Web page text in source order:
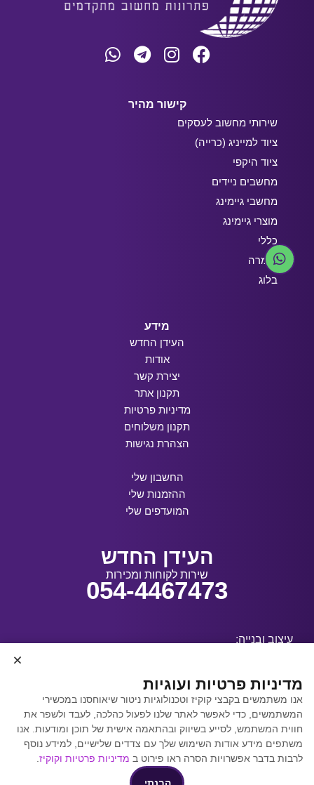
קישור מהיר
שירותי מחשוב לעסקים
ציוד למייניג (כרייה)
ציוד היקפי
מחשבים ניידים
מחשבי גיימינג
מוצרי גיימינג
כללי
חומרה
בלוג
מידע
העידן החדש
אודות
יצירת קשר
תקנון אתר
מדיניות פרטיות
תקנון משלוחים
הצהרת נגישות
החשבון שלי
ההזמנות שלי
המועדפים שלי
העידן החדש
שירות לקוחות ומכירות
054-4467473
עיצוב ובנייה:
קידום אתרים באמצעות
Y.Y. Digital
מדיניות פרטיות ועוגיות
אנו משתמשים בקבצי קוקיז וטכנולוגיות ניטור שיאוחסנו במכשירי
המשתמשים, כדי לאפשר לאתר שלנו לפעול כהלכה, לעבד ולשפר את
חווית המשתמש, לסייע בשיווק ובהתאמה אישית של תוכן ומודעות. אנו
משתפים מידע אודות השימוש שלך עם צדדים שלישיים, למידע נוסף
לרבות בדבר אפשרויות הסרה ראו פירוט ב מדיניות פרטיות וקוקיז